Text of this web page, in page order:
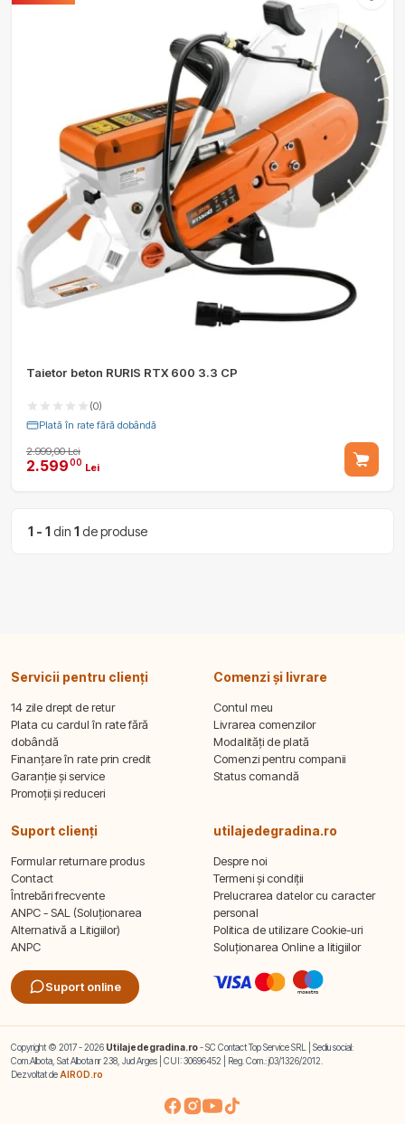
Taietor beton RURIS RTX 600 3.3 CP
(0)
Plată în rate fără dobândă
2.999,00 Lei
2.59900 Lei
1 - 1din 1de produse
Servicii pentru clienți
14 zile drept de retur
Plata cu cardul în rate fără
dobândă
Finanțare în rate prin credit
Garanție și service
Promoții și reduceri
Comenzi și livrare
Contul meu
Livrarea comenzilor
Modalități de plată
Comenzi pentru companii
Status comandă
Suport clienți
Formular returnare produs
Contact
Întrebări frecvente
ANPC - SAL (Soluționarea
Alternativă a Litigiilor)
ANPC
Suport online
utilajedegradina.ro
Despre noi
Termeni și condiții
Prelucrarea datelor cu caracter
personal
Politica de utilizare Cookie-uri
Soluționarea Online a litigiilor
Copyright © 2017 - 2026 Utilajedegradina.ro- SC Contact Top Service SRL | Sediu social:
Com.Albota, Sat Albota nr 238, Jud Arges | CUI: 30696452 | Reg. Com.: j03/1326/2012.
Dezvoltat de AIROD.ro